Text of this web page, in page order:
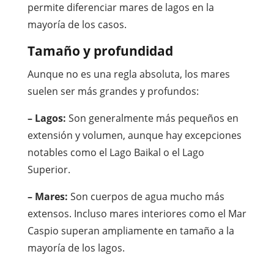
permite diferenciar mares de lagos en la
mayoría de los casos.
Tamaño y profundidad
Aunque no es una regla absoluta, los mares
suelen ser más grandes y profundos:
– Lagos: Son generalmente más pequeños en
extensión y volumen, aunque hay excepciones
notables como el Lago Baikal o el Lago
Superior.
– Mares: Son cuerpos de agua mucho más
extensos. Incluso mares interiores como el Mar
Caspio superan ampliamente en tamaño a la
mayoría de los lagos.